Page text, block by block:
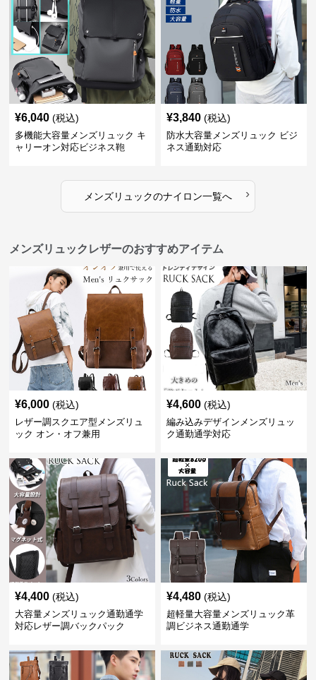
¥6,040 (税込)
多機能大容量メンズリュック キ
ャリーオン対応ビジネス鞄
¥3,840 (税込)
防水大容量メンズリュック ビジ
ネス通勤対応
メンズリュックのナイロン一覧へ ›
メンズリュックレザーのおすすめアイテム
¥6,000 (税込)
レザー調スクエア型メンズリュ
ック オン・オフ兼用
¥4,600 (税込)
編み込みデザインメンズリュッ
ク通勤通学対応
¥4,400 (税込)
大容量メンズリュック通勤通学
対応レザー調バックパック
¥4,480 (税込)
超軽量大容量メンズリュック革
調ビジネス通勤通学